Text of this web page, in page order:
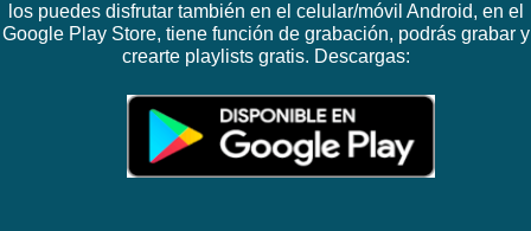
los puedes disfrutar también en el celular/móvil Android, en el
Google Play Store, tiene función de grabación, podrás grabar y
crearte playlists gratis. Descargas: